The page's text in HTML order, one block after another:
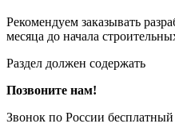
Рекомендуем заказывать
месяца до начала
Раздел должен содержать
Позвоните нам!
Звонок по России бесплатный